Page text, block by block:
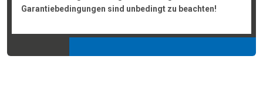
Garantiebedingungen sind unbedingt zu beachten!